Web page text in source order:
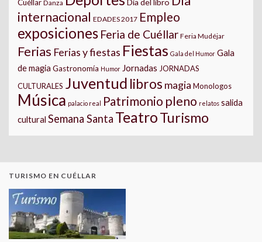
Cuéllar Danza
internacional EDADES 2017 Empleo
exposiciones Feria de Cuéllar Feria Mudéjar
Ferias Ferias y fiestas Fiestas Gala del Humor Gala
de magia Gastronomía Humor Jornadas JORNADAS
CULTURALES Juventud libros magia Monologos
Música palacio real Patrimonio pleno relatos salida
cultural Semana Santa TeatroTurismo
TURISMO EN CUÉLLAR